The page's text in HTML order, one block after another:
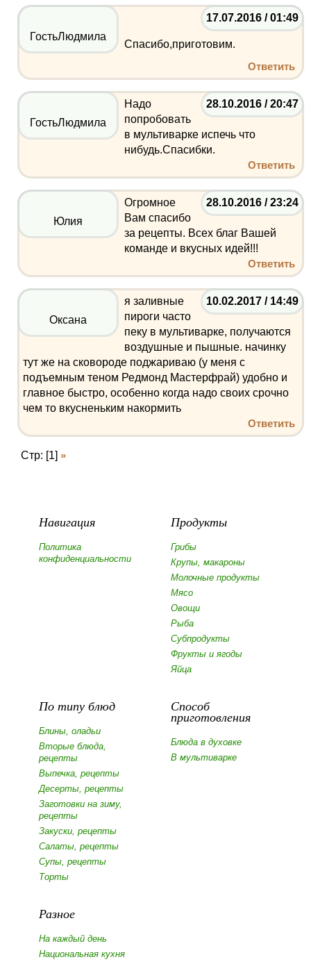
17.07.2016 / 01:49
ГостьЛюдмила
Спасибо,приготовим.
Ответить
28.10.2016 / 20:47
ГостьЛюдмила
Надо
попробовать
в мультиварке испечь что
нибудь.Спасибки.
Ответить
28.10.2016 / 23:24
Юлия
Огромное
Вам спасибо
за рецепты. Всех благ Вашей
команде и вкусных идей!!!
Ответить
10.02.2017 / 14:49
Оксана
я заливные
пироги часто
пеку в мультиварке, получаются
воздушные и пышные. начинку
тут же на сковороде поджариваю (у меня с
подъемным теном Редмонд Мастерфрай) удобно и
главное быстро, особенно когда надо своих срочно
чем то вкусненьким накормить
Ответить
Стр: [1] »
Навигация
Политика
конфиденциальности
Продукты
Грибы
Крупы, макароны
Молочные продукты
Мясо
Овощи
Рыба
Субпродукты
Фрукты и ягоды
Яйца
По типу блюд
Блины, оладьи
Вторые блюда,
рецепты
Выпечка, рецепты
Десерты, рецепты
Заготовки на зиму,
рецепты
Закуски, рецепты
Салаты, рецепты
Супы, рецепты
Торты
Способ
приготовления
Блюда в духовке
В мультиварке
Разное
На каждый день
Национальная кухня